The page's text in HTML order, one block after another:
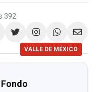
392
VALLE DE MÉXICO